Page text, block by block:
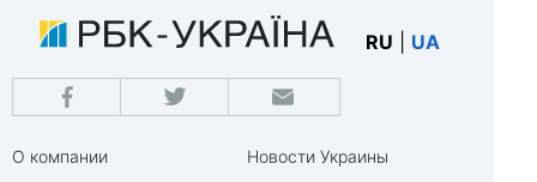
RU UA
О компании
Новости Украины